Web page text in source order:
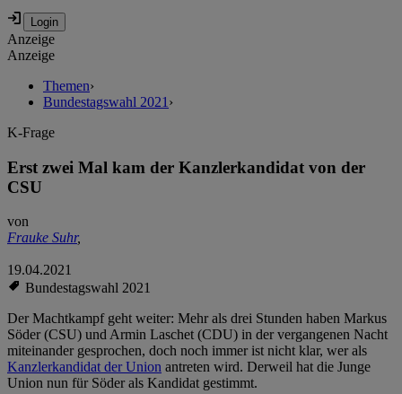
Anzeige
Anzeige
Themen›
Bundestagswahl 2021 ›
K-Frage
Erst zwei Mal kam der Kanzlerkandidat von der
CSU
von
Frauke Suhr,
19.04.2021
Bundestagswahl 2021
Der Machtkampf geht weiter: Mehr als drei Stunden haben Markus
Söder (CSU) und Armin Laschet (CDU) in der vergangenen Nacht
miteinander gesprochen, doch noch immer ist nicht klar, wer als
Kanzlerkandidat der Union antreten wird. Derweil hat die Junge
Union nun für Söder als Kandidat gestimmt.